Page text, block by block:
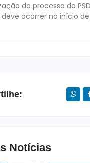
do processo do
ocorrer no início
Notícias